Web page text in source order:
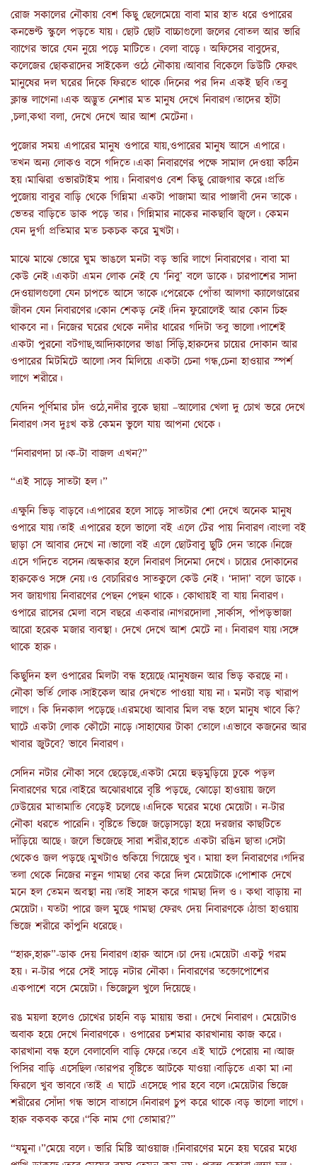
রোজ সকালের নৌকায় বেশ কিছু ছেলেমেয়ে বাবা মার হাত ধরে ওপারের
কনভেণ্ট স্কুলে পড়তে যায়। ছোট ছোট বাচ্চাগুলো জলের বোতল আর ভারি
ব্যাগের ভারে যেন নুয়ে পড়ে মাটিতে। বেলা বাড়ে। অফিসের বাবুদের,
কলেজের ছোকরাদের সাইকেল ওঠে নৌকায়।আবার বিকেলে ডিউটি ফেরৎ
মানুষের দল ঘরের দিকে ফিরতে থাকে।দিনের পর দিন একই ছবি।তবু
ক্লান্ত লাগেনা।এক অদ্ভুত নেশার মত মানুষ দেখে নিবারণ।তাদের হাঁটা
,চলা,কথা বলা, দেখে দেখে আর আশ মেটেনা।
পুজোর সময় এপারের মানুষ ওপারে যায়,ওপারের মানুষ আসে এপারে।
তখন অন্য লোকও বসে গদিতে।একা নিবারণের পক্ষে সামাল দেওয়া কঠিন
হয়।মাঝিরা ওভারটাইম পায়। নিবারণও বেশ কিছু রোজগার করে।প্রতি
পুজোয় বাবুর বাড়ি থেকে গিন্নিমা একটা পাজামা আর পাঞ্জাবী দেন তাকে।
ভেতর বাড়িতে ডাক পড়ে তার। গিন্নিমার নাকের নাকছাবি জ্বলে। কেমন
যেন দুর্গা প্রতিমার মত চকচক করে মুখটা।
মাঝে মাঝে ভোরে ঘুম ভাঙলে মনটা বড় ভারি লাগে নিবারণের। বাবা মা
কেউ নেই।একটা এমন লোক নেই যে ‘নিবু’ বলে ডাকে। চারপাশের সাদা
দেওয়ালগুলো যেন চাপতে আসে তাকে।পেরেকে পোঁতা আলগা ক্যালেণ্ডারের
জীবন যেন নিবারণের।কোন শেকড় নেই।দিন ফুরোলেই আর কোন চিহ্ন
থাকবে না। নিজের ঘরের থেকে নদীর ধারের গদিটা তবু ভালো।পাশেই
একটা পুরনো বটগাছ,আদ্যিকালের ভাঙা সিঁড়ি,হারুদের চায়ের দোকান আর
ওপারের মিটমিটে আলো।সব মিলিয়ে একটা চেনা গন্ধ,চেনা হাওয়ার স্পর্শ
লাগে শরীরে।
যেদিন পূর্ণিমার চাঁদ ওঠে,নদীর বুকে ছায়া –আলোর খেলা দু চোখ ভরে দেখে
নিবারণ।সব দুঃখ কষ্ট কেমন ভুলে যায় আপনা থেকে।
“নিবারণদা চা।ক-টা বাজল এখন?”
“এই সাড়ে সাতটা হল।”
এক্ষুনি ভিড় বাড়বে।এপারের হলে সাড়ে সাতটার শো দেখে অনেক মানুষ
ওপারে যায়।তাই এপারের হলে ভালো বই এলে টের পায় নিবারণ।বাংলা বই
ছাড়া সে আবার দেখে না।ভালো বই এলে ছোটবাবু ছুটি দেন তাকে।নিজে
এসে গদিতে বসেন।অন্ধকার হলে নিবারণ সিনেমা দেখে। চায়ের দোকানের
হারুকেও সঙ্গে নেয়।ও বেচারিরও সাতকুলে কেউ নেই। ‘দাদা’ বলে ডাকে।
সব জায়গায় নিবারণের পেছন পেছন থাকে। কোথায়ই বা যায় নিবারণ।
ওপারে রাসের মেলা বসে বছরে একবার।নাগরদোলা ,সার্কাস, পাঁপড়ভাজা
আরো হরেক মজার ব্যবস্থা। দেখে দেখে আশ মেটে না। নিবারণ যায়।সঙ্গে
থাকে হারু।
কিছুদিন হল ওপারের মিলটা বন্ধ হয়েছে।মানুষজন আর ভিড় করছে না।
নৌকা ভর্তি লোক।সাইকেল আর দেখতে পাওয়া যায় না। মনটা বড় খারাপ
লাগে। কি দিনকাল পড়েছে।এরমধ্যে আবার মিল বন্ধ হলে মানুষ খাবে কি?
ঘাটে একটা লোক কৌটো নাড়ে।সাহায্যের টাকা তোলে।এভাবে কজনের আর
খাবার জুটবে? ভাবে নিবারণ।
সেদিন নটার নৌকা সবে ছেড়েছে,একটা মেয়ে হুড়মুড়িয়ে ঢুকে পড়ল
নিবারণের ঘরে।বাইরে অঝোরধারে বৃষ্টি পড়ছে, ঝোড়ো হাওয়ায় জলে
ঢেউয়ের মাতামাতি বেড়েই চলেছে।এদিকে ঘরের মধ্যে মেয়েটা। ন-টার
নৌকা ধরতে পারেনি। বৃষ্টিতে ভিজে জড়োসড়ো হয়ে দরজার কাছটিতে
দাঁড়িয়ে আছে। জলে ভিজেছে সারা শরীর,হাতে একটা রঙিন ছাতা।সেটা
থেকেও জল পড়ছে।মুখটাও শুকিয়ে গিয়েছে খুব। মায়া হল নিবারণের।গদির
তলা থেকে নিজের নতুন গামছা বের করে দিল মেয়েটাকে।পোশাক দেখে
মনে হল তেমন অবস্থা নয়।তাই সাহস করে গামছা দিল ও। কথা বাড়ায় না
মেয়েটা। যতটা পারে জল মুছে গামছা ফেরৎ দেয় নিবারণকে।ঠান্ডা হাওয়ায়
ভিজে শরীরে কাঁপুনি ধরেছে।
“হারু,হারু”-ডাক দেয় নিবারণ।হারু আসে।চা দেয়।মেয়েটা একটু গরম
হয়। ন-টার পরে সেই সাড়ে নটার নৌকা। নিবারণের তক্তোপোশের
একপাশে বসে মেয়েটা। ভিজেচুল খুলে দিয়েছে।
রঙ ময়লা হলেও চোখের চাহনি বড় মায়ায় ভরা। দেখে নিবারণ। মেয়েটাও
অবাক হয়ে দেখে নিবারণকে। ওপারের চশমার কারখানায় কাজ করে।
কারখানা বন্ধ হলে বেলাবেলি বাড়ি ফেরে।তবে এই ঘাটে পেরোয় না।আজ
পিসির বাড়ি এসেছিল।তারপর বৃষ্টিতে আটকে যাওয়া।বাড়িতে একা মা।না
ফিরলে খুব ভাববে।তাই এ ঘাটে এসেছে পার হবে বলে।মেয়েটার ভিজে
শরীরের সোঁদা গন্ধ ভাসে বাতাসে।নিবারণ চুপ করে থাকে।বড় ভালো লাগে।
হারু বকবক করে।“কি নাম গো তোমার?”
“যমুনা।”মেয়ে বলে। ভারি মিষ্টি আওয়াজ।!নিবারণের মনে হয় ঘরের মধ্যে